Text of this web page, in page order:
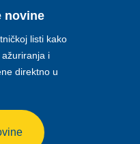
novine
listi kako
i
direktno u